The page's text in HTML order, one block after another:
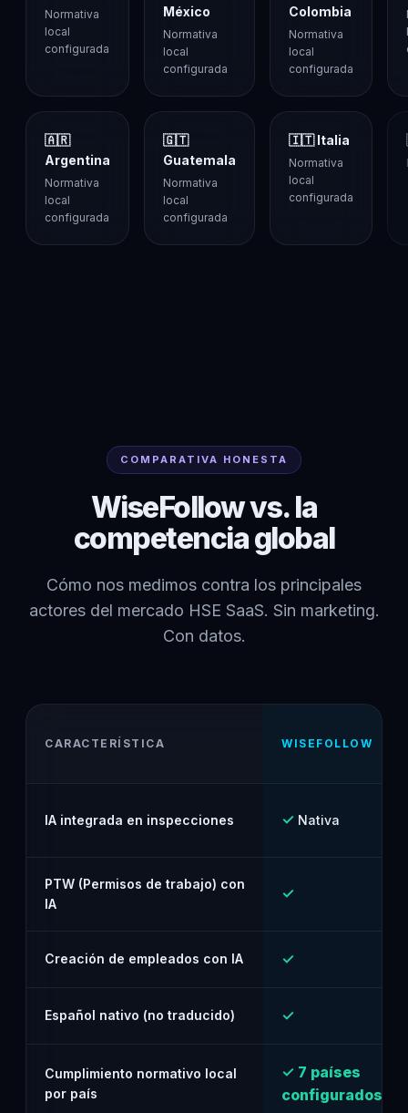
Normativa
local
configurada
México
Normativa
local
configurada
Colombia
Normativa
local
configurada
🇦🇷
Argentina
Normativa
local
configurada
🇬🇹
Guatemala
Normativa
local
configurada
🇮🇹 Italia
Normativa
local
configurada
COMPARATIVA HONESTA
WiseFollow vs. la
competencia global
Cómo nos medimos contra los principales
actores del mercado HSE SaaS. Sin marketing.
Con datos.
CARACTERÍSTICA WISEFOLLOW
IA integrada en inspecciones ✓ Nativa
PTW (Permisos de trabajo) con
IA
✓
Creación de empleados con IA ✓
Español nativo (no traducido) ✓
Cumplimiento normativo local
por país
✓ 7 países
configurados